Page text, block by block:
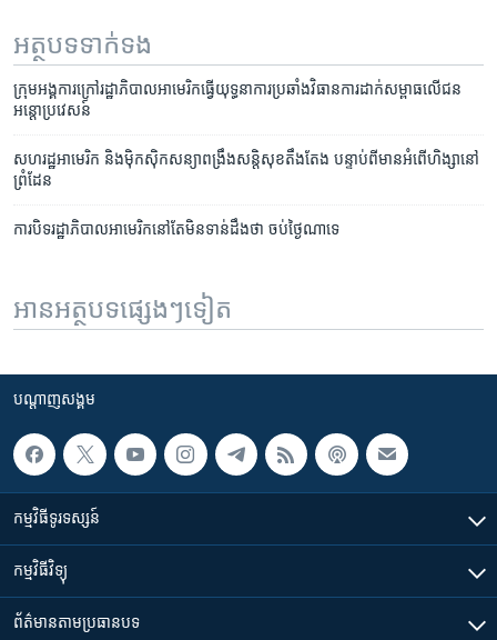
អត្ថបទ​ទាក់ទង
ក្រុម​អង្គការ​ក្រៅ​រដ្ឋាភិបាល​អាមេរិក​ធ្វើ​យុទ្ធនាការ​ប្រឆាំង​វិធានការ​ដាក់​សម្ពាធ​លើ​ជន​
អន្តោប្រវេសន៍
សហរដ្ឋ​អាមេរិក និង​ម៉ិកស៊ិក​សន្យា​ពង្រឹង​សន្តិសុខ​តឹងតែង បន្ទាប់ពី​មាន​អំពើ​ហិង្សា​នៅ​
ព្រំដែន
ការ​បិទ​រដ្ឋាភិបាល​អាមេរិក​នៅ​តែ​​មិន​ទាន់​ដឹង​ថា ចប់​ថ្ងៃ​ណា​ទេ
អានអត្ថបទផ្សេងៗទៀត
បណ្តាញ​សង្គម
កម្មវិធី​ទូរទស្សន៍
កម្មវិធី​វិទ្យុ
ព័ត៌មាន​តាមប្រធានបទ​